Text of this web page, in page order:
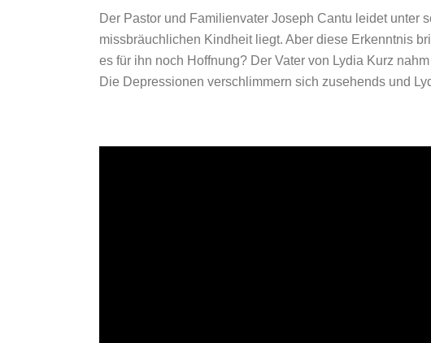
Der Pastor und Familienvater Joseph Cantu leidet unter
missbräuchlichen Kindheit liegt. Aber diese Erkenntnis
es für ihn noch Hoffnung? Der Vater von Lydia Kurz
Die Depressionen verschlimmern sich zusehends und